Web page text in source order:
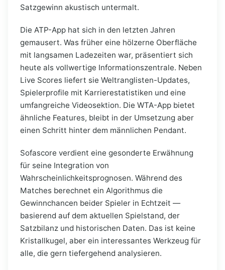
Satzgewinn akustisch untermalt.
Die ATP-App hat sich in den letzten Jahren
gemausert. Was früher eine hölzerne Oberfläche
mit langsamen Ladezeiten war, präsentiert sich
heute als vollwertige Informationszentrale. Neben
Live Scores liefert sie Weltranglisten-Updates,
Spielerprofile mit Karrierestatistiken und eine
umfangreiche Videosektion. Die WTA-App bietet
ähnliche Features, bleibt in der Umsetzung aber
einen Schritt hinter dem männlichen Pendant.
Sofascore verdient eine gesonderte Erwähnung
für seine Integration von
Wahrscheinlichkeitsprognosen. Während des
Matches berechnet ein Algorithmus die
Gewinnchancen beider Spieler in Echtzeit —
basierend auf dem aktuellen Spielstand, der
Satzbilanz und historischen Daten. Das ist keine
Kristallkugel, aber ein interessantes Werkzeug für
alle, die gern tiefergehend analysieren.